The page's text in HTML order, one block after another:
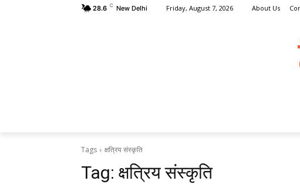
28.6 C New Delhi Friday, August 7, 2026 About Us
Tags क्षत्रिय संस्कृति
Tag: क्षत्रिय संस्कृति